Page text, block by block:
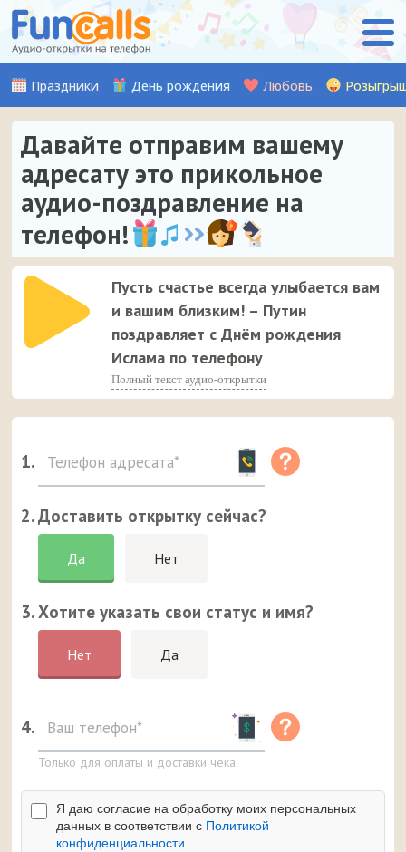
Праздники День рождения Любовь
Давайте отправим вашему
адресату это прикольное
аудио-поздравление на
телефон!
Пусть счастье всегда улыбается вам
и вашим близким! – Путин
поздравляет с Днём рождения
Ислама по телефону
Полный текст аудио-открытки
1.
2. Доставить открытку сейчас?
Да Нет
3. Хотите указать свои статус и имя?
Нет Да
4.
Только для оплаты и доставки чека.
Я даю согласие на обработку моих персональных
данных в соответствии с Политикой
конфиденциальности